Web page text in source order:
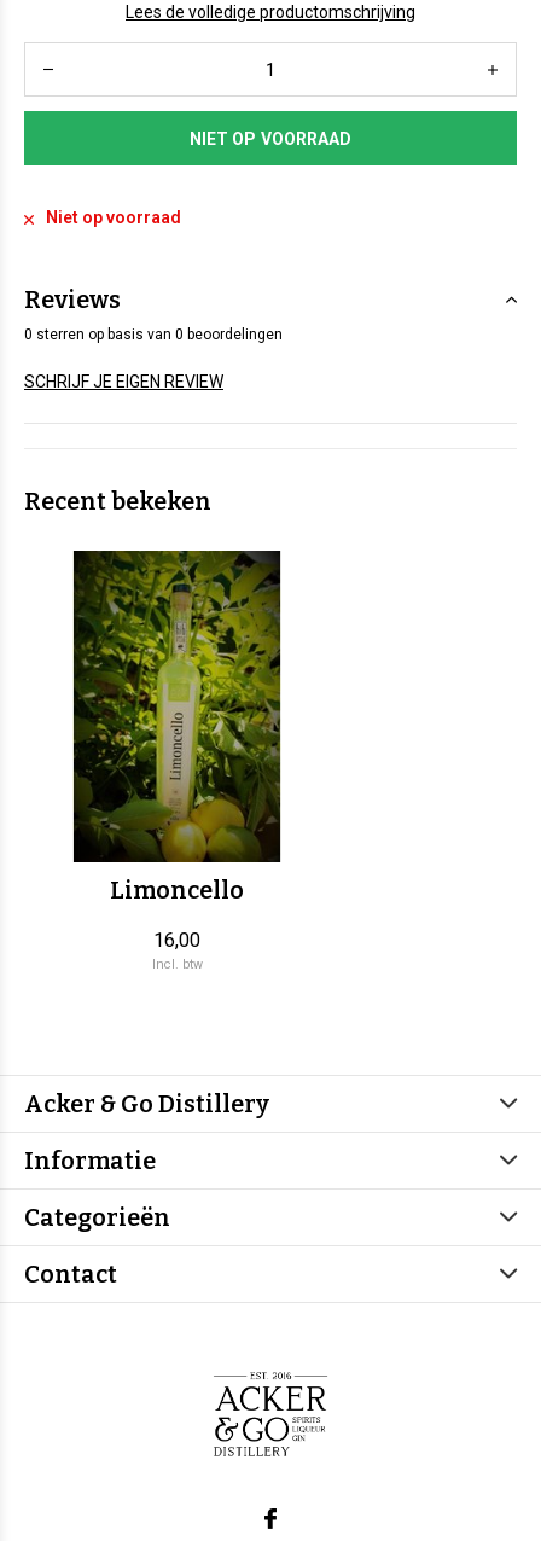
Lees de volledige productomschrijving
NIET OP VOORRAAD
Niet op voorraad
Reviews
0 sterren op basis van 0 beoordelingen
SCHRIJF JE EIGEN REVIEW
Recent bekeken
Limoncello
16,00
Incl. btw
Acker & Go Distillery
Informatie
Categorieën
Contact